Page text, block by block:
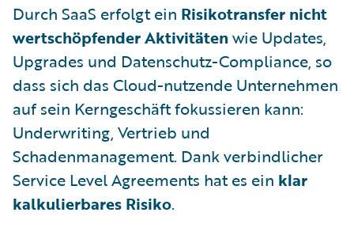
Durch SaaS erfolgt ein Risikotransfer nicht
wertschöpfender Aktivitätenwie Updates,
Upgrades und Datenschutz-Compliance, so
dass sich das Cloud-nutzende Unternehmen
auf sein Kerngeschäft fokussieren kann:
Underwriting, Vertrieb und
Schadenmanagement. Dank verbindlicher
Service Level Agreements hat es ein klar
kalkulierbares Risiko.